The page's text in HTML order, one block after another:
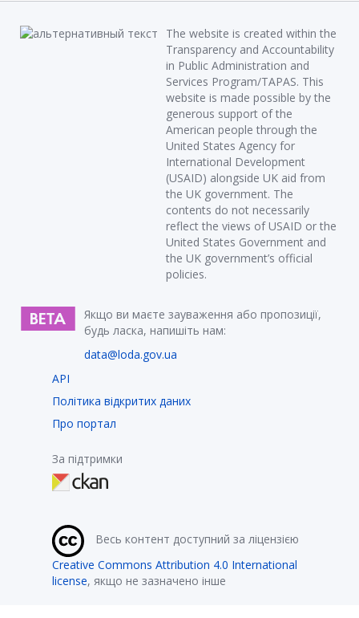
The website is created within the
Transparency and Accountability
in Public Administration and
Services Program/TAPAS. This
website is made possible by the
generous support of the
American people through the
United States Agency for
International Development
(USAID) alongside UK aid from
the UK government. The
contents do not necessarily
reflect the views of USAID or the
United States Government and
the UK government’s official
policies.
Якщо ви маєте зауваження або пропозиції,
будь ласка, напишіть нам:
data@loda.gov.ua
API
Політика відкритих даних
Про портал
За підтримки
Весь контент доступний за ліцензією
Creative Commons Attribution 4.0 International
license, якщо не зазначено інше